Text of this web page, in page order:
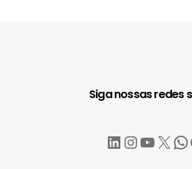
Siga nossas redes
LinkedIn
X